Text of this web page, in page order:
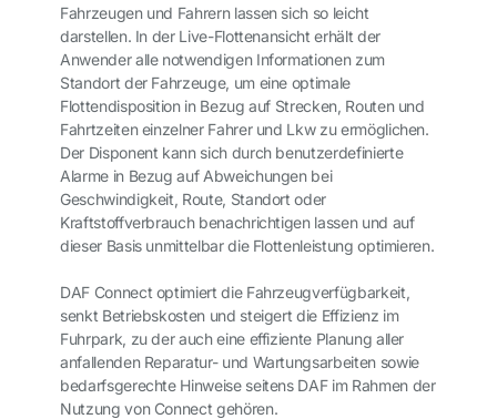
Fahrzeugen und Fahrern lassen sich so leicht
darstellen. In der Live-Flottenansicht erhält der
Anwender alle notwendigen Informationen zum
Standort der Fahrzeuge, um eine optimale
Flottendisposition in Bezug auf Strecken, Routen und
Fahrtzeiten einzelner Fahrer und Lkw zu ermöglichen.
Der Disponent kann sich durch benutzerdefinierte
Alarme in Bezug auf Abweichungen bei
Geschwindigkeit, Route, Standort oder
Kraftstoffverbrauch benachrichtigen lassen und auf
dieser Basis unmittelbar die Flottenleistung optimieren.
DAF Connect optimiert die Fahrzeugverfügbarkeit,
senkt Betriebskosten und steigert die Effizienz im
Fuhrpark, zu der auch eine effiziente Planung aller
anfallenden Reparatur- und Wartungsarbeiten sowie
bedarfsgerechte Hinweise seitens DAF im Rahmen der
Nutzung von Connect gehören.